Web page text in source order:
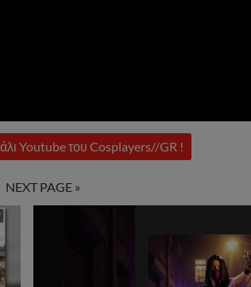
Youtube του Cosplayers//GR !
NEXT PAGE »